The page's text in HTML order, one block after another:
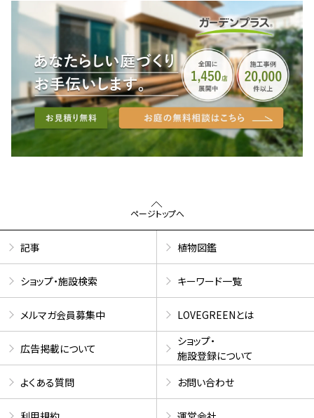
ページトップへ
記事 植物図鑑
ショップ・施設検索 キーワード一覧
メルマガ会員募集中 LOVEGREENとは
広告掲載について
ショップ・
施設登録について
よくある質問
お問い合わせ